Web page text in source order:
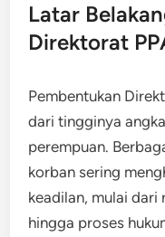
Latar
Direktorat
Pembentukan
dari tingginya
perempuan.
korban sering
keadilan, mulai dari
hingga proses